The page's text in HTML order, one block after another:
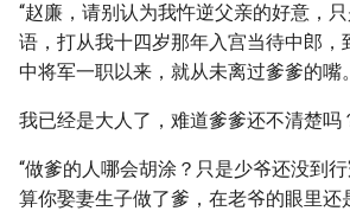
“赵廉，请别认为我忤逆父亲的好意，
语，打从我十四岁那年入宫当待中郎，
中将军一职以来，就从未离过爹爹的嘴。
我已经是大人了，难道爹爹还不清楚吗
“做爹的人哪会胡涂？只是少爷还没到
算你娶妻生子做了爹，在老爷的眼里还